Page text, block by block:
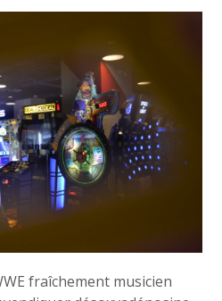
fraîchement musicien